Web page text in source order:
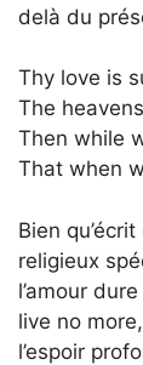
delà du
Thy love is
The
Then while
That when
Bien
religieux
l’amour
live no
l’espoir